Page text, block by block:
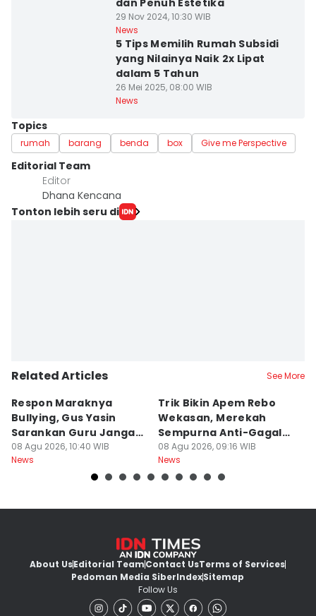
dan Penuh Estetika
29 Nov 2024, 10:30 WIB
News
5 Tips Memilih Rumah Subsidi
yang Nilainya Naik 2x Lipat
dalam 5 Tahun
26 Mei 2025, 08:00 WIB
News
Topics
rumah barang benda box Give me Perspective
Editorial Team
Editor
Dhana Kencana
Tonton lebih seru di
Related Articles See More
Respon Maraknya
Bullying, Gus Yasin
Sarankan Guru Jangan
Bebani Siswa
08 Agu 2026, 10:40 WIB
News
Trik Bikin Apem Rebo
Wekasan, Merekah
Sempurna Anti-Gagal
Pakai Cetakan
Rumahan
08 Agu 2026, 09:16 WIB
News
About UsEditorial TeamContact UsTerms of Services
Pedoman Media SiberIndexSitemap
Follow Us